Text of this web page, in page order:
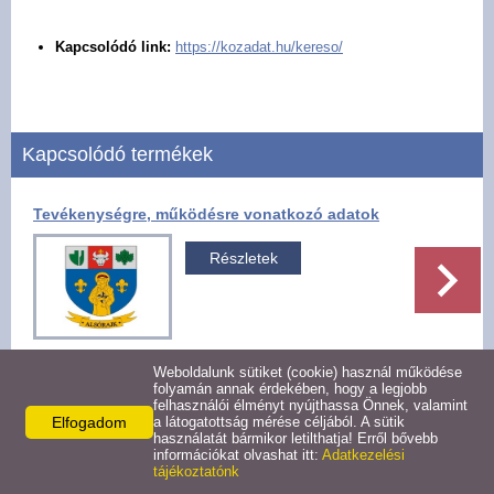
Választási információk -
Közérdekű adatok -
Alsórajk
EFOP-1.5.2-16-2017-00008
Kapcsolódó link: https://kozadat.hu/kereso/
Kapcsolódó termékek
Tevékenységre, működésre vonatkozó adatok
Részletek
Facebook X
Vissza az előző oldalra!
Elfogadom
Weboldalunk sütiket (cookie) használ működése
folyamán annak érdekében, hogy a legjobb
felhasználói élményt nyújthassa Önnek, valamint
a látogatottság mérése céljából. A sütik
használatát bármikor letilthatja! Erről bővebb
információkat olvashat itt: Adatkezelési
tájékoztatónk